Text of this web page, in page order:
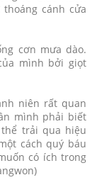
cánh cửa
cơn mưa dào.
mình bởi giọt
niên rất quan
mình phải biết
trải qua hiệu
cách quý báu
có ích trong